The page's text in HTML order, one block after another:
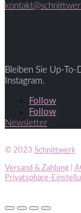
Bleiben Sie Up-To-
Instagram.
Follow
Follow
Newsletter
© 2023 Schnittwerk
Versand & Zahlung
Privatsphäre-